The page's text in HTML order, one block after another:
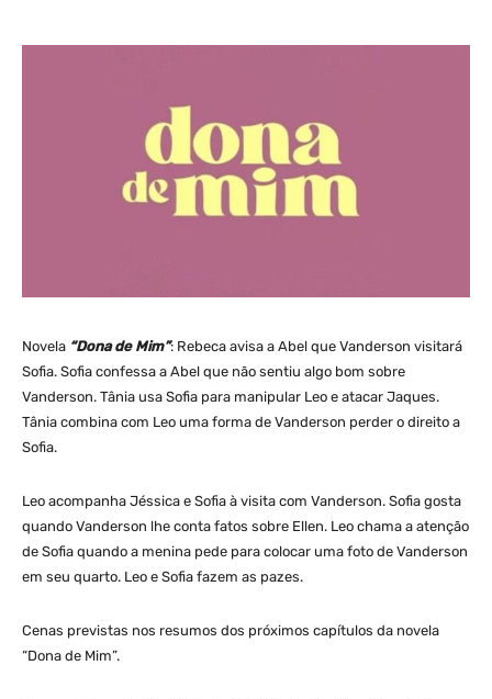
Novela “Dona de Mim”: Rebeca avisa a Abel que Vanderson visitará
Sofia. Sofia confessa a Abel que não sentiu algo bom sobre
Vanderson. Tânia usa Sofia para manipular Leo e atacar Jaques.
Tânia combina com Leo uma forma de Vanderson perder o direito a
Sofia.
Leo acompanha Jéssica e Sofia à visita com Vanderson. Sofia gosta
quando Vanderson lhe conta fatos sobre Ellen. Leo chama a atenção
de Sofia quando a menina pede para colocar uma foto de Vanderson
em seu quarto. Leo e Sofia fazem as pazes.
Cenas previstas nos resumos dos próximos capítulos da novela
“Dona de Mim”.